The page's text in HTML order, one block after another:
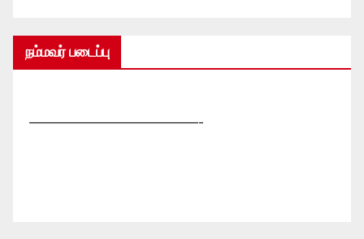
நம்மவர் படைப்பு
—————————————-